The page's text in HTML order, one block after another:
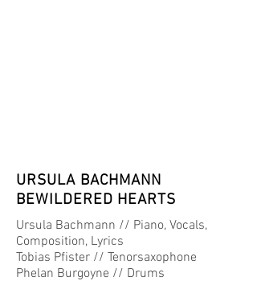
URSULA BACHMANN
BEWILDERED HEARTS
Ursula Bachmann // Piano, Vocals,
Composition, Lyrics
Tobias Pfister // Tenorsaxophone
Phelan Burgoyne // Drums